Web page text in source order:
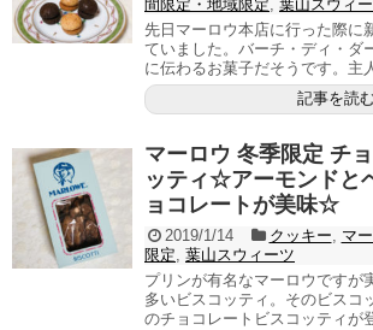
間限定・地域限定, 葉山スウィ
先日マーロウ本店に行った際に
ていました。バーチ・ディ・ダ
に伝わるお菓子だそうです。主
記事を読む
マーロウ 冬季限定 チ
ッティ☆アーモンドと
ョコレートが美味☆
2019/1/14 クッキー, マ
限定, 葉山スウィーツ
プリンが有名なマーロウですが
多いビスコッティ。そのビスコ
のチョコレートビスコッティが